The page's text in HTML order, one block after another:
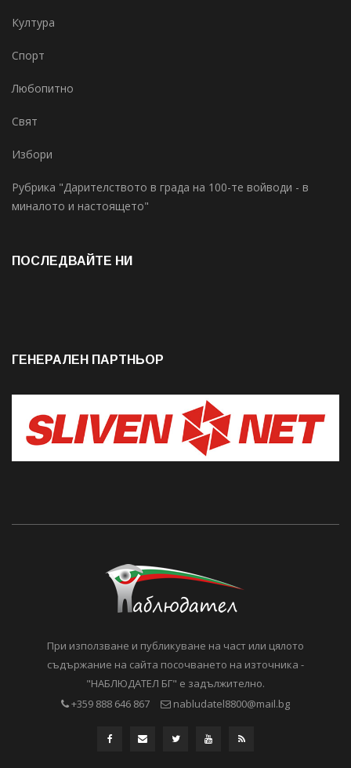
Култура
Спорт
Любопитно
Свят
Избори
Рубрика "Дарителството в града на 100-те войводи - в
миналото и настоящето"
ПОСЛЕДВАЙТЕ НИ
ГЕНЕРАЛЕН ПАРТНЬОР
При използване и публикуване на част или цялото
съдържание на сайта посочването на източника -
"НАБЛЮДАТЕЛ БГ" е задължително.
+359 888 646 867
nabludatel8800@mail.bg